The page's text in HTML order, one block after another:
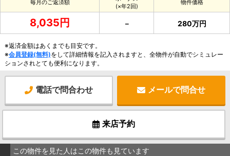
毎月のご返済額
(×年2回)
物件価格
8,035円 － 280万円
※返済金額はあくまでも目安です。
※会員登録(無料)をして詳細情報を記入されますと、全物件が自動でシミュレー
ションされとても便利になります。
電話で問合わせ メールで問合せ
来店予約
この物件を見た人はこの物件も見ています